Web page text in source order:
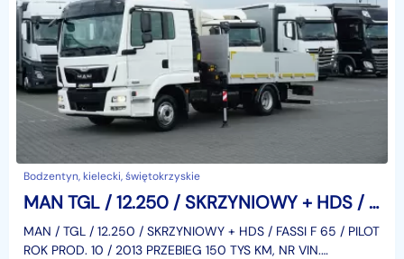
Bodzentyn, kielecki, świętokrzyskie
MAN TGL / 12.250 / SKRZYNIOWY + HDS / FASSI F 65 / PILOT
MAN / TGL / 12.250 / SKRZYNIOWY + HDS / FASSI F 65 / PILOT
ROK PROD. 10 / 2013 PRZEBIEG 150 TYS KM, NR VIN.